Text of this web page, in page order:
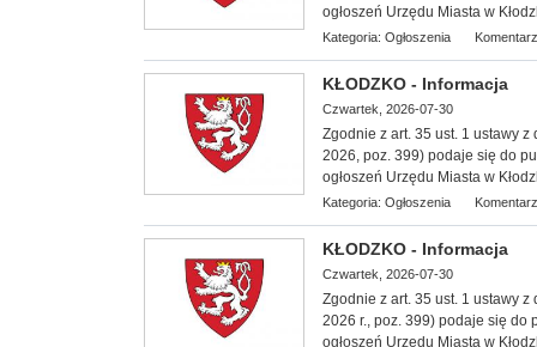
ogłoszeń Urzędu Miasta w
Kategoria: Ogłoszenia
KŁODZKO - Informacja
Czwartek, 2026-07-30
Zgodnie z art. 35 ust. 1 ustawy
2026, poz. 399) podaje się do
ogłoszeń Urzędu Miasta w
Kategoria: Ogłoszenia
KŁODZKO - Informacja
Czwartek, 2026-07-30
Zgodnie z art. 35 ust. 1 ustawy
2026 r., poz. 399) podaje się
ogłoszeń Urzędu Miasta w